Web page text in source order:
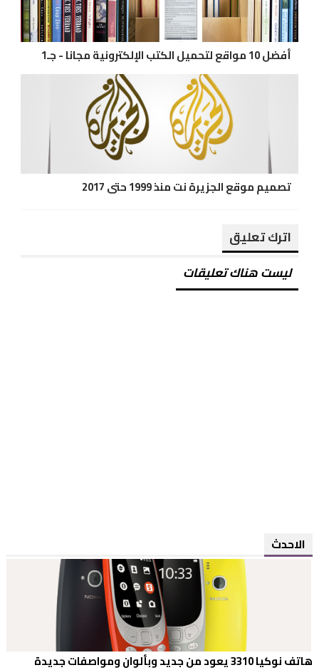
أفضل 10 مواقع لتحميل الكتب الإلكترونية مجانا - جـ1
تصميم موقع الجزيرة نت منذ 1999 حتى 2017
اترك تعليق
ليست هناك تعليقات
الاحدث
هاتف نوكيا 3310 يعود من جديد وبألوان ومواصفات جديدة